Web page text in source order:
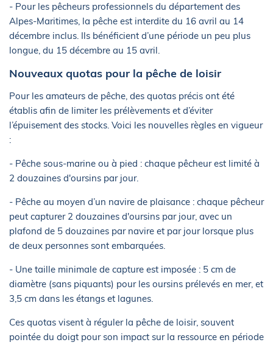
- Pour les pêcheurs professionnels du département des
Alpes-Maritimes, la pêche est interdite du 16 avril au 14
décembre inclus. Ils bénéficient d’une période un peu plus
longue, du 15 décembre au 15 avril.
Nouveaux quotas pour la pêche de loisir
Pour les amateurs de pêche, des quotas précis ont été
établis afin de limiter les prélèvements et d’éviter
l’épuisement des stocks. Voici les nouvelles règles en vigueur
:
- Pêche sous-marine ou à pied : chaque pêcheur est limité à
2 douzaines d'oursins par jour.
- Pêche au moyen d’un navire de plaisance : chaque pêcheur
peut capturer 2 douzaines d'oursins par jour, avec un
plafond de 5 douzaines par navire et par jour lorsque plus
de deux personnes sont embarquées.
- Une taille minimale de capture est imposée : 5 cm de
diamètre (sans piquants) pour les oursins prélevés en mer, et
3,5 cm dans les étangs et lagunes.
Ces quotas visent à réguler la pêche de loisir, souvent
pointée du doigt pour son impact sur la ressource en période